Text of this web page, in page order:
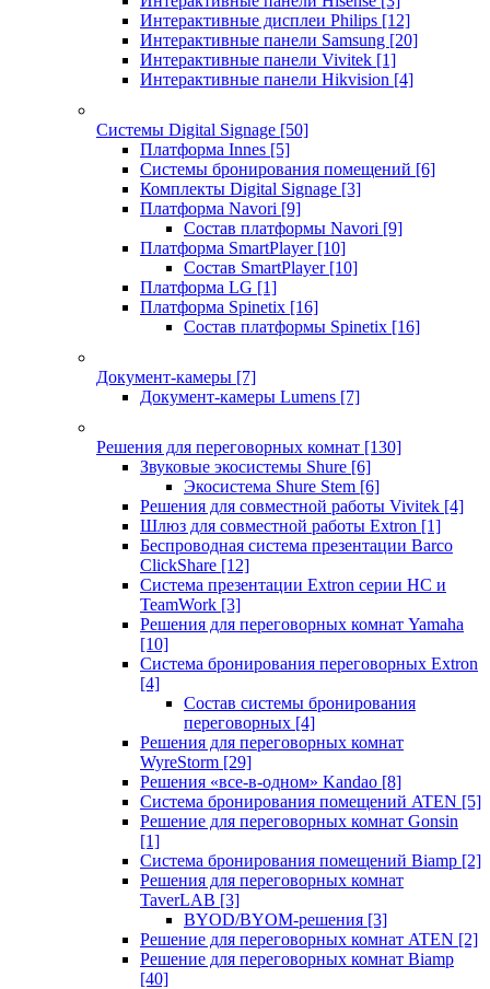
Интерактивные дисплеи Philips [12]
Интерактивные панели Samsung [20]
Интерактивные панели Vivitek [1]
Интерактивные панели Hikvision [4]
Системы Digital Signage [50]
Платформа Innes [5]
Системы бронирования помещений [6]
Комплекты Digital Signage [3]
Платформа Navori [9]
Состав платформы Navori [9]
Платформа SmartPlayer [10]
Состав SmartPlayer [10]
Платформа LG [1]
Платформа Spinetix [16]
Состав платформы Spinetix [16]
Документ-камеры [7]
Документ-камеры Lumens [7]
Решения для переговорных комнат [130]
Звуковые экосистемы Shure [6]
Экосистема Shure Stem [6]
Решения для совместной работы Vivitek [4]
Шлюз для совместной работы Extron [1]
Беспроводная система презентации Barco
ClickShare [12]
Система презентации Extron серии HC и
TeamWork [3]
Решения для переговорных комнат Yamaha
[10]
Система бронирования переговорных Extron
[4]
Состав системы бронирования
переговорных [4]
Решения для переговорных комнат
WyreStorm [29]
Решения «все-в-одном» Kandao [8]
Система бронирования помещений ATEN [5]
Решение для переговорных комнат Gonsin
[1]
Система бронирования помещений Biamp [2]
Решения для переговорных комнат
TaverLAB [3]
BYOD/BYOM-решения [3]
Решение для переговорных комнат ATEN [2]
Решение для переговорных комнат Biamp
[40]